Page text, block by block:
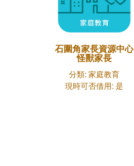
石圍角家長資源中心
怪獸家長
分類: 家庭教育
現時可否借用: 是